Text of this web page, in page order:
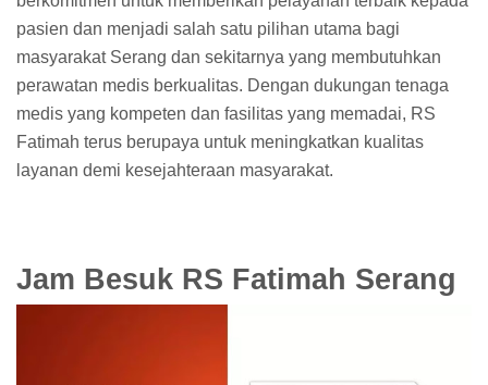
pasien dan menjadi salah satu pilihan utama bagi
masyarakat Serang dan sekitarnya yang membutuhkan
perawatan medis berkualitas. Dengan dukungan tenaga
medis yang kompeten dan fasilitas yang memadai, RS
Fatimah terus berupaya untuk meningkatkan kualitas
layanan demi kesejahteraan masyarakat.
Jam Besuk RS Fatimah Serang